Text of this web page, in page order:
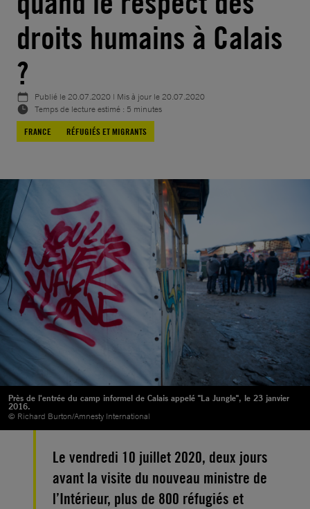
droits humains à Calais
?
Publié le20.07.2020 | Mis à jour le20.07.2020
Temps de lecture estimé : 5 minutes
FRANCE
RÉFUGIÉS ET MIGRANTS
Près de l'entrée du camp informel de Calais appelé "La Jungle", le 23 janvier
2016.
© Richard Burton/Amnesty International
Le vendredi 10 juillet 2020, deux jours
avant la visite du nouveau ministre de
l’Intérieur, plus de 800 réfugiés et